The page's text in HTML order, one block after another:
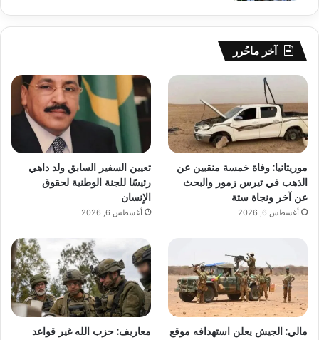
آخر ماحُرر
موريتانيا: وفاة خمسة منقبين عن
الذهب في تيرس زمور والبحث
عن آخر ونجاة ستة
أغسطس 6, 2026
تعيين السفير السابق ولد داهي
رئيسًا للجنة الوطنية لحقوق
الإنسان
أغسطس 6, 2026
مالي: الجيش يعلن استهدافه موقع
معاريف: حزب الله غير قواعد